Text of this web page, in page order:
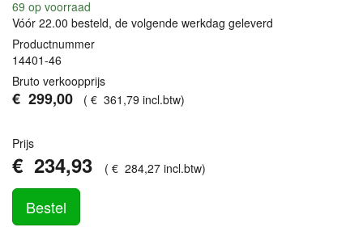
69 op voorraad
Vóór 22.00 besteld, de volgende werkdag geleverd
Productnummer
14401-46
Bruto verkoopprijs
€ 299,00 ( € 361 ,79 incl.btw)
Prijs
€ 234,93 ( € 284,27 incl.btw)
Bestel